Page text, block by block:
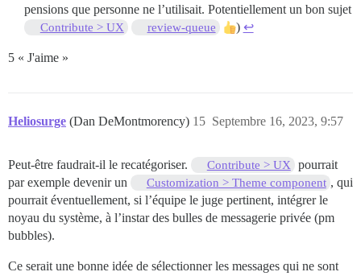
pensions que personne ne l’utilisait. Potentiellement un bon sujet
Contribute > UX review-queue ) ↩︎
5 « J'aime »
Heliosurge (Dan DeMontmorency) Septembre 16, 2023, 9:57
15
Peut-être faudrait-il le recatégoriser. Contribute > UX
pourrait
par exemple devenir un
Customization > Theme component , qui
pourrait éventuellement, si l’équipe le juge pertinent, intégrer le
noyau du système, à l’instar des bulles de messagerie privée (pm
bubbles).
Ce serait une bonne idée de sélectionner les messages qui ne sont